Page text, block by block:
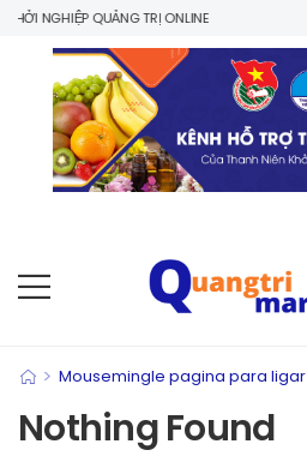
NGHIỆP QUẢNG TRỊ ONLINE
> Mousemingle pagina para ligar
Nothing Found